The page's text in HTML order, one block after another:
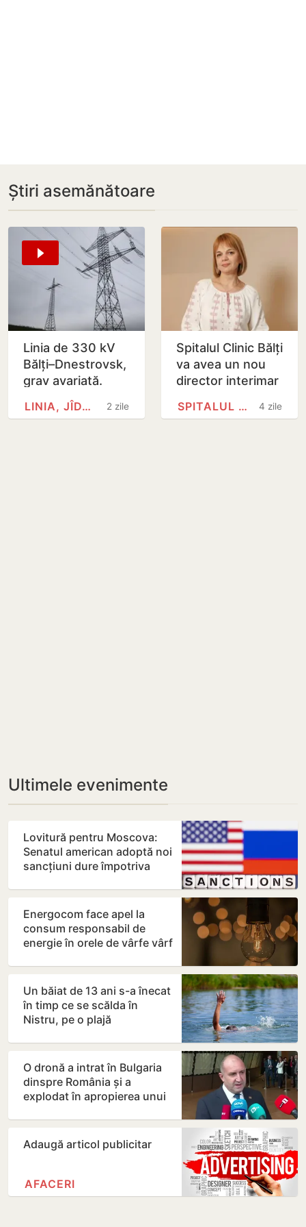
Știri asemănătoare
Linia de 330 kV
Bălți–Dnestrovsk,
grav avariată.
Restabilirea ar
putea dura peste
2 zile
LINIA, JÎDACIV
Spitalul Clinic Bălți
va avea un nou
director interimar
4 zile
SPITALUL CLINIC BĂLȚI
Ultimele evenimente
Lovitură pentru Moscova:
Senatul american adoptă noi
sancțiuni dure împotriva
Energocom face apel la
consum responsabil de
energie în orele de vârfe vârf
Un băiat de 13 ani s-a înecat
în timp ce se scălda în
Nistru, pe o plajă
O dronă a intrat în Bulgaria
dinspre România și a
explodat în apropierea unui
Adaugă articol publicitar
AFACERI